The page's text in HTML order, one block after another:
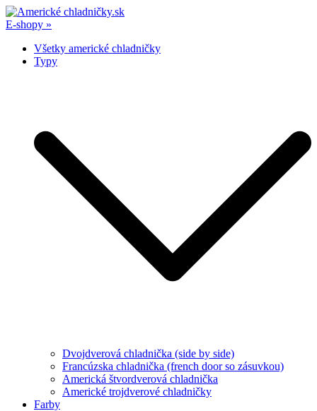
Skip
to
E-shopy »
Všetky americké chladničky
Typy
Dvojdverová chladnička (side by side)
Francúzska chladnička (french door so zásuvkou)
Americká štvordverová chladnička
Americké trojdverové chladničky
Farby